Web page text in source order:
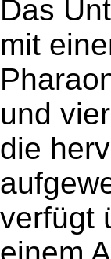
Das
mit
und
die
verfügt